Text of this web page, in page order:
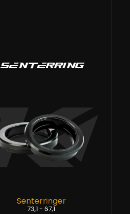
SENTERRING
Senterringer
73,1 - 67,1